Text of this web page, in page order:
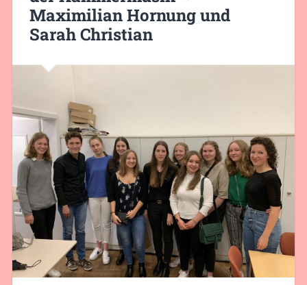
Maximilian Hornung und
Sarah Christian